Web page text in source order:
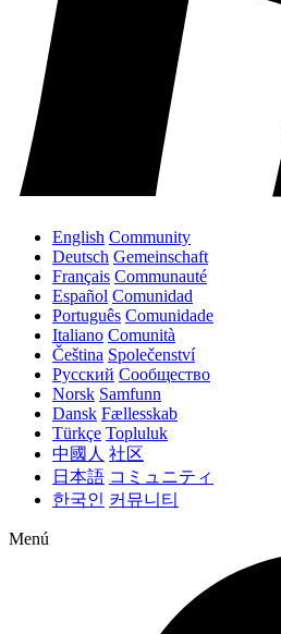
English Community
Deutsch Gemeinschaft
Français Communauté
Español Comunidad
Português Comunidade
Italiano Comunità
Čeština Společenství
Русский Сообщество
Norsk Samfunn
Dansk Fællesskab
Türkçe Topluluk
中國人 社区
日本語 コミュニティ
한국인 커뮤니티
Menú